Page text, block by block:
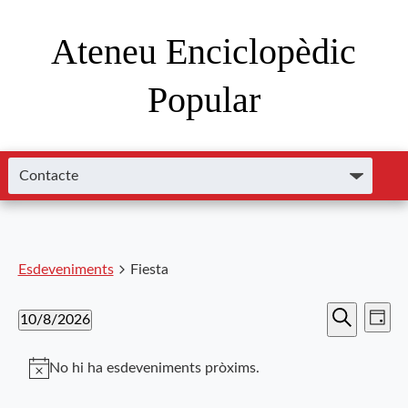
Ateneu Enciclopèdic
Popular
Esdeveniments Fiesta
Cerca de
Dia
10/8/2026
una
data.
No hi ha esdeveniments pròxims.